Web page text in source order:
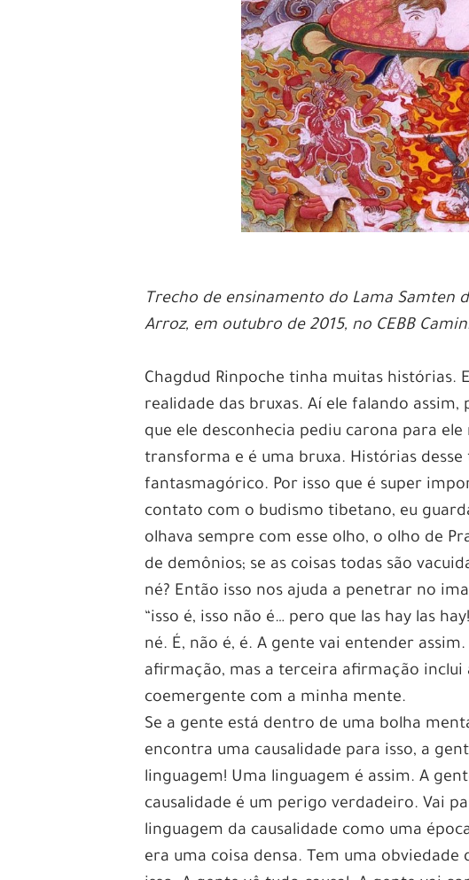
Trecho de ensinamento do Lama Samten
Arroz, em outubro de 2015, no CEBB
Chagdud Rinpoche tinha muitas histórias.
realidade das bruxas. Aí ele falando
que ele desconhecia pediu carona para
transforma e é uma bruxa. Histórias
fantasmagórico. Por isso que é super
contato com o budismo tibetano, eu
olhava sempre com esse olho, o olho de
de demônios; se as coisas todas são
né? Então isso nos ajuda a penetrar no
“isso é, isso não é… pero que las hay las
né. É, não é, é. A gente vai entender
afirmação, mas a terceira afirmação
coemergente com a minha mente.
Se a gente está dentro de uma bolha
encontra uma causalidade para isso, a
linguagem! Uma linguagem é assim. A
causalidade é um perigo verdadeiro. Vai
linguagem da causalidade como uma
era uma coisa densa. Tem uma obviedade